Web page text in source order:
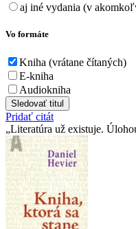
aj iné vydania (v
Vo formáte
Kniha (vrátane čítaných)
E-kniha
Audiokniha
Sledovať titul
Pridať citát
Literatúra už existuje.